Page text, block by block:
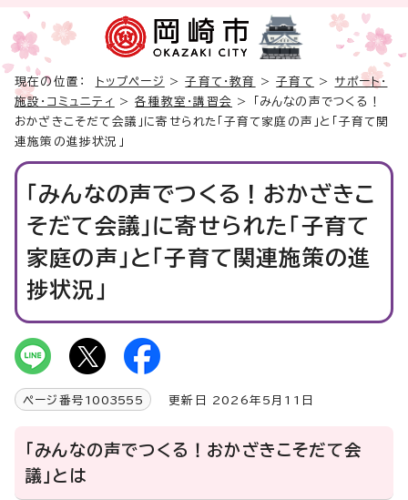
現在の位置： トップページ >子育て・教育 >子育て > サポート・
施設・コミュニティ
>各種教室・講習会
> 「みんなの声でつくる！
おかざきこそだて会議」に寄せられた「子育て家庭の声」と「子育て関
連施策の進捗状況」
「みんなの声でつくる！おかざきこ
そだて会議」に寄せられた「子育て
家庭の声」と「子育て関連施策の進
捗状況」
ページ番号 1003555 更新日 2026年5月11日
「みんなの声でつくる！おかざきこそだて会
議」とは